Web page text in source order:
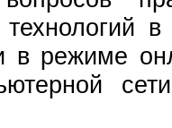
в режиме